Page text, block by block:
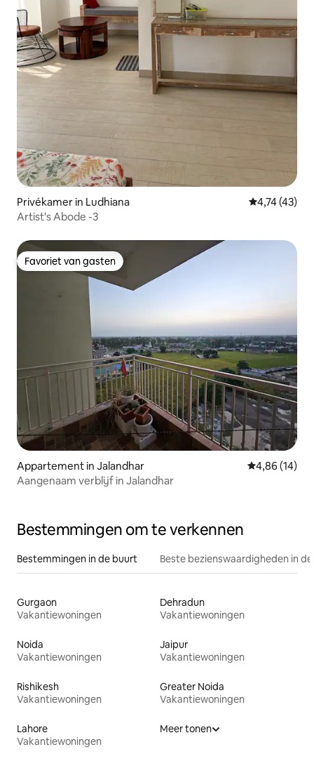
Privékamer in Ludhiana Gemiddelde
4,74 (43)
Artist's Abode -3
Favoriet van gasten
Favoriet van gasten
Appartement in Jalandhar Gemiddelde
4,86 (14)
Aangenaam verblijf in Jalandhar
Bestemmingen om te verkennen
Bestemmingen in de buurt Beste bezienswaardigheden in
Gurgaon
Vakantiewoningen
Dehradun
Vakantiewoningen
Noida
Vakantiewoningen
Jaipur
Vakantiewoningen
Rishikesh
Vakantiewoningen
Greater Noida
Vakantiewoningen
Lahore
Vakantiewoningen
Meer tonen